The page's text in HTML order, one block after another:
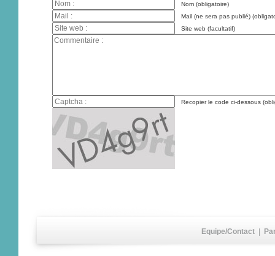
Nom (obligatoire)
Mail (ne sera pas publié)
Site web (facultatif)
Recopier le code ci-dessous
Equipe/Contact